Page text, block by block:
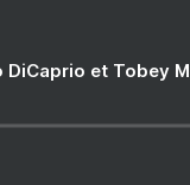
DiCaprio et Tobey